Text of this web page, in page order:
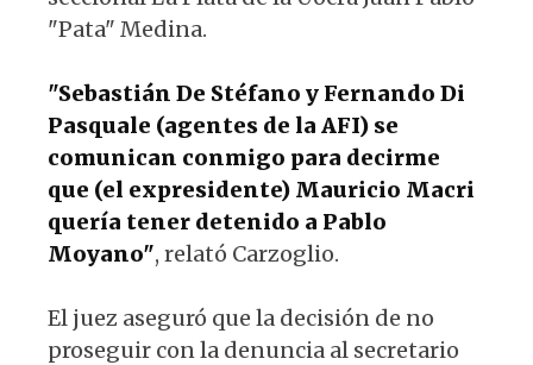
"Pata" Medina.
"Sebastián De Stéfano y Fernando Di
Pasquale (agentes de la AFI) se
comunican conmigo para decirme
que (el expresidente) Mauricio Macri
quería tener detenido a Pablo
Moyano", relató Carzoglio.
El juez aseguró que la decisión de no
proseguir con la denuncia al secretario